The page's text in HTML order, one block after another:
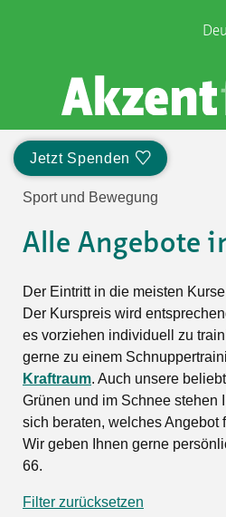
Jetzt Spenden
Sophia Care
Sport und Bewegung
Alle Angebote
Der Eintritt in die meisten
Der Kurspreis wird
es vorziehen individuell zu
gerne zu einem
Kraftraum. Auch unsere
Grünen und im Schnee stehen
sich beraten, welches Angebot
Wir geben Ihnen gerne
66.
Filter zurücksetzen